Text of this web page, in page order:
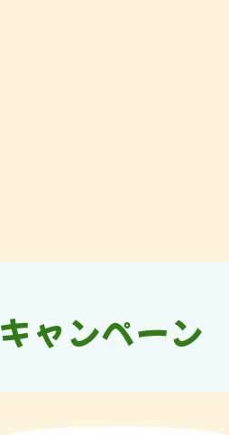
キャンペーン